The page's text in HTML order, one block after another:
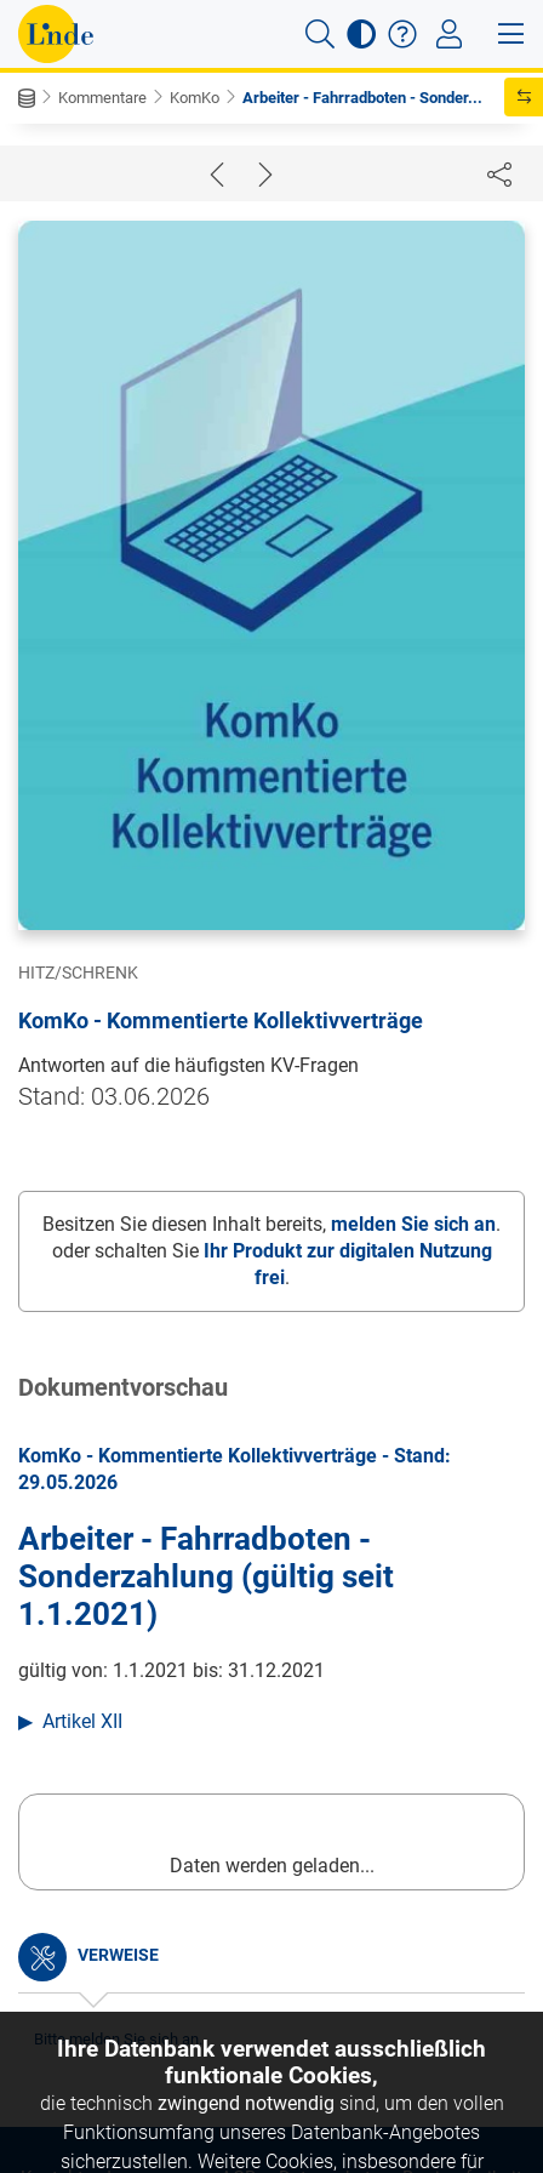
Kommentare KomKo Arbeiter - Fahrradboten - Sonder...
HITZ/SCHRENK
KomKo - Kommentierte Kollektivverträge
Antworten auf die häufigsten KV-Fragen
Stand: 03.06.2026
Besitzen Sie diesen Inhalt bereits, melden Sie sich an.
oder schalten Sie
Ihr Produkt zur digitalen Nutzung
frei.
Dokumentvorschau
KomKo - Kommentierte Kollektivverträge - Stand:
29.05.2026
Arbeiter - Fahrradboten -
Sonderzahlung (gültig seit
1.1.2021)
gültig von: 1.1.2021 bis: 31.12.2021
Artikel XII
Daten werden geladen...
VERWEISE
Bitte melden Sie sich an.
Ihre Datenbank verwendet ausschließlich
funktionale Cookies,
die technisch zwingend notwendig sind, um den vollen
Funktionsumfang unseres Datenbank-Angebotes
sicherzustellen. Weitere Cookies, insbesondere für